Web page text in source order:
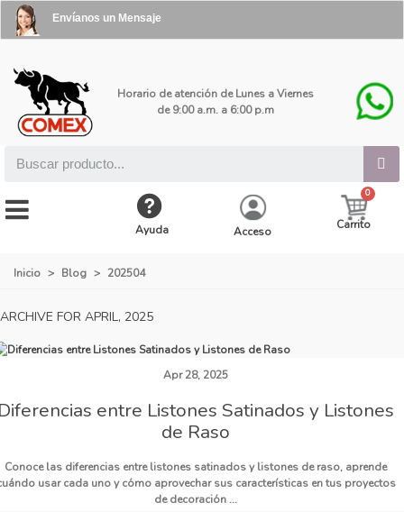
Envíanos un Mensaje
Horario de atención de Lunes a Viernes
de 9:00 a.m. a 6:00 p.m
Ayuda Acceso Carrito
Inicio > Blog > 202504
ARCHIVE FOR APRIL, 2025
Apr 28, 2025
entre Listones Satinados y Listones
de Raso
Conoce las diferencias entre listones satinados y listones de raso, aprende
usar cada uno y cómo aprovechar sus características en tus proyectos
de decoración ...